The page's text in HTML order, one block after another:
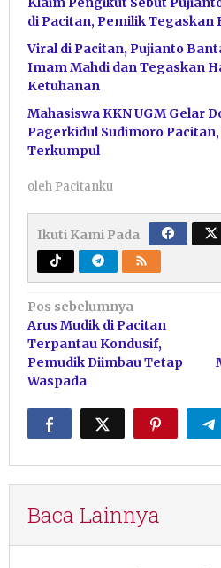
di Pacitan, Pemilik Tegaskan
Viral di Pacitan, Pujianto
Imam Mahdi dan Tegaskan
Ketuhanan
Mahasiswa KKN UGM Gelar
Pagerkidul Sudimoro
Terkumpul
oleh Pacitanku
Ikuti Kami Pada
Navigasi
pos
Pos sebelumnya
Arus Mudik di Pacitan
Terpantau Kondusif,
Pemudik Diimbau Tetap
Waspada
Baca Lainnya